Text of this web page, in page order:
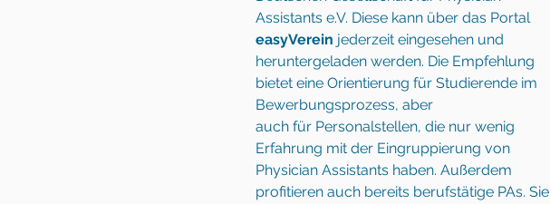
Assistants e.V. Diese kann über das Portal
easyVerein jederzeit eingesehen und
heruntergeladen werden. Die Empfehlung
bietet eine Orientierung für Studierende im
Bewerbungsprozess, aber
auch für Personalstellen, die nur wenig
Erfahrung mit der Eingruppierung von
Physician Assistants haben. Außerdem
profitieren auch bereits berufstätige PAs. Sie